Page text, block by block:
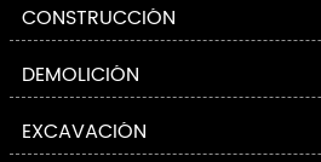
CONSTRUCCIÓN
DEMOLICIÓN
EXCAVACIÓN